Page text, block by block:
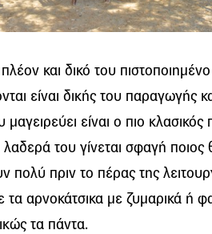
και δικό του
είναι δικής του παραγωγής
είναι ο πιο
λαδερά του γίνεται σφαγή
πολύ πριν το πέρας της
αρνοκάτσικα με ζυμαρικά ή
τα πάντα.